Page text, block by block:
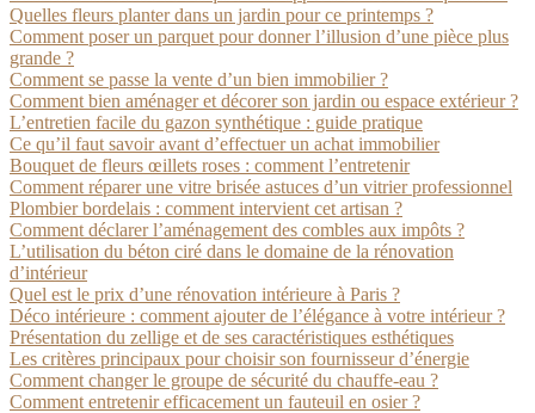
Quelles fleurs planter dans un jardin pour ce printemps ?
Comment poser un parquet pour donner l’illusion d’une pièce plus
grande ?
Comment se passe la vente d’un bien immobilier ?
Comment bien aménager et décorer son jardin ou espace extérieur ?
L’entretien facile du gazon synthétique : guide pratique
Ce qu’il faut savoir avant d’effectuer un achat immobilier
Bouquet de fleurs œillets roses : comment l’entretenir
Comment réparer une vitre brisée astuces d’un vitrier professionnel
Plombier bordelais : comment intervient cet artisan ?
Comment déclarer l’aménagement des combles aux impôts ?
L’utilisation du béton ciré dans le domaine de la rénovation
d’intérieur
Quel est le prix d’une rénovation intérieure à Paris ?
Déco intérieure : comment ajouter de l’élégance à votre intérieur ?
Présentation du zellige et de ses caractéristiques esthétiques
Les critères principaux pour choisir son fournisseur d’énergie
Comment changer le groupe de sécurité du chauffe-eau ?
Comment entretenir efficacement un fauteuil en osier ?